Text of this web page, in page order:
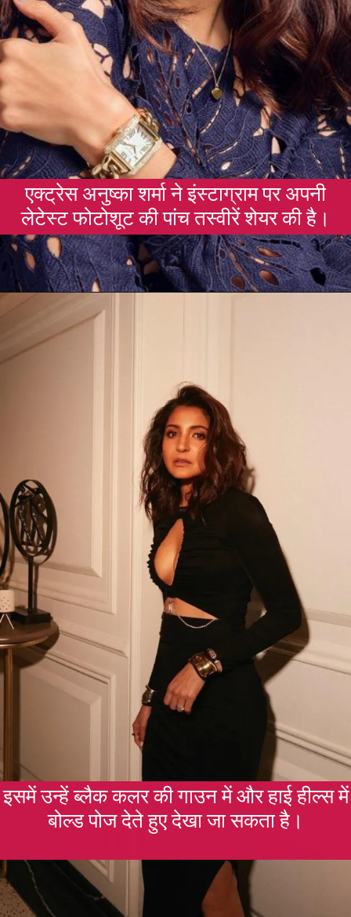
एक्ट्रेस अनुष्का शर्मा ने इंस्टाग्राम पर अपनी
लेटेस्ट फोटोशूट की पांच तस्वीरें शेयर की है।
इसमें उन्हें ब्लैक कलर की गाउन में और हाई हील्स में
बोल्ड पोज देते हुए देखा जा सकता है।